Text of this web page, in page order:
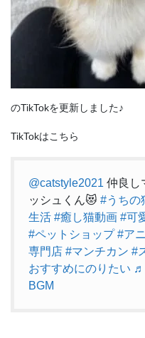
のTikTokを更新しました♪
TikTokはこちら
@catstyle2021 仲良し
ッシュくん😻 #うちの
生活 #癒し猫動画 #可
#ペットショップ #ア
専門店 #マンチカン #
おすすめにのりたい ♬
BGM